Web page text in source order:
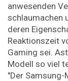
anwesenden
schlaumachen
deren
Reaktionszeit
Gaming sei.
Modell so viel
"Der